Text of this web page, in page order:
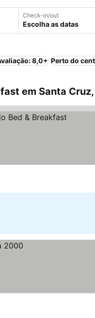
Check-in/out
Escolha as datas
8,0+ Perto do
em Santa